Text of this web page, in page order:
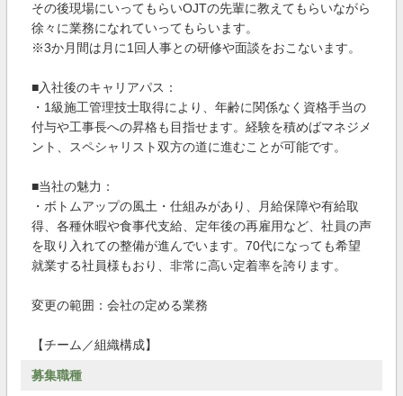
その後現場にいってもらいOJTの先輩に教えてもらいながら
徐々に業務になれていってもらいます。
※3か月間は月に1回人事との研修や面談をおこないます。
■入社後のキャリアパス：
・1級施工管理技士取得により、年齢に関係なく資格手当の
付与や工事長への昇格も目指せます。経験を積めばマネジメ
ント、スペシャリスト双方の道に進むことが可能です。
■当社の魅力：
・ボトムアップの風土・仕組みがあり、月給保障や有給取
得、各種休暇や食事代支給、定年後の再雇用など、社員の声
を取り入れての整備が進んでいます。70代になっても希望
就業する社員様もおり、非常に高い定着率を誇ります。
変更の範囲：会社の定める業務
【チーム／組織構成】
募集職種